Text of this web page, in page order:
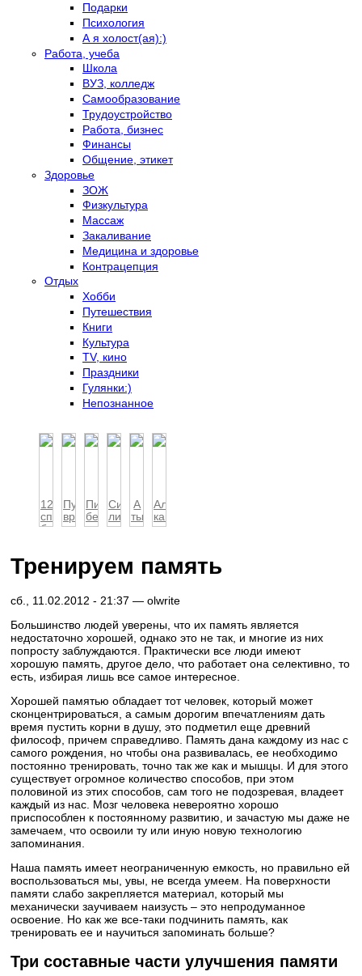
Подарки
Психология
А я холост(ая):)
Работа, учеба
Школа
ВУЗ, колледж
Самообразование
Трудоустройство
Работа, бизнес
Финансы
Общение, этикет
Здоровье
ЗОЖ
Физкультура
Массаж
Закаливание
Медицина и здоровье
Контрацепция
Отдых
Хобби
Путешествия
Книги
Культура
TV, кино
Праздники
Гулянки:)
Непознанное
12
способов
борьбы
Пусть
вредная
привычка
Питание
беременной
женщины
Синдром
лишнего
часа.
А
ты
уже
Алкоголизм
как
социальная
Тренируем память
сб., 11.02.2012 - 21:37 — olwrite
Большинство людей уверены, что их память является
недостаточно хорошей, однако это не так, и многие из них
попросту заблуждаются. Практически все люди имеют
хорошую память, другое дело, что работает она селективно, то
есть, избирая лишь все самое интересное.
Хорошей памятью обладает тот человек, который может
сконцентрироваться, а самым дорогим впечатлениям дать
время пустить корни в душу, это подметил еще древний
философ, причем справедливо. Память дана каждому из нас с
самого рождения, но чтобы она развивалась, ее необходимо
постоянно тренировать, точно так же как и мышцы. И для этого
существует огромное количество способов, при этом
половиной из этих способов, сам того не подозревая, владеет
каждый из нас. Мозг человека невероятно хорошо
приспособлен к постоянному развитию, и зачастую мы даже не
замечаем, что освоили ту или иную новую технологию
запоминания.
Наша память имеет неограниченную емкость, но правильно ей
воспользоваться мы, увы, не всегда умеем. На поверхности
памяти слабо закрепляется материал, который мы
механически заучиваем наизусть – это непродуманное
освоение. Но как же все-таки подчинить память, как
тренировать ее и научиться запоминать больше?
Три составные части улучшения памяти